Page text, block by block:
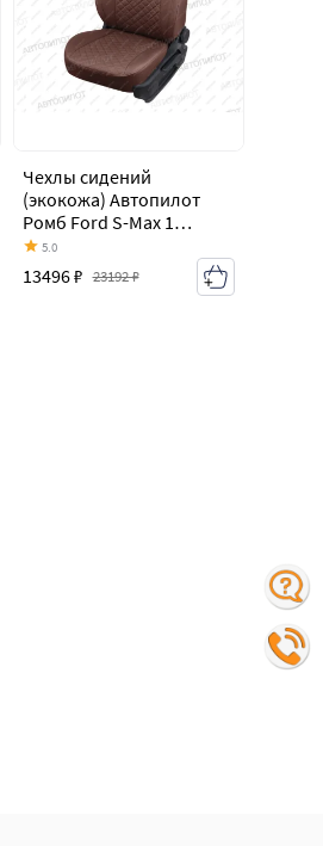
Чехлы сидений
(экокожа) Автопилот
Ромб Ford S-Max 1
дорестайлинг (2006-
2010)
5.0
13496 ₽ 23192 ₽